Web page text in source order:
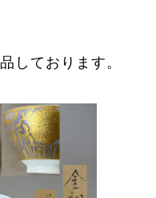
しております。